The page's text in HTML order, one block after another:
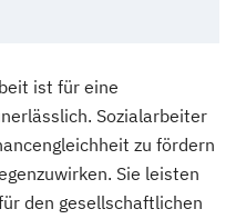
ist für eine
Sozialarbeiter
zu fördern
Sie leisten
den gesellschaftlichen